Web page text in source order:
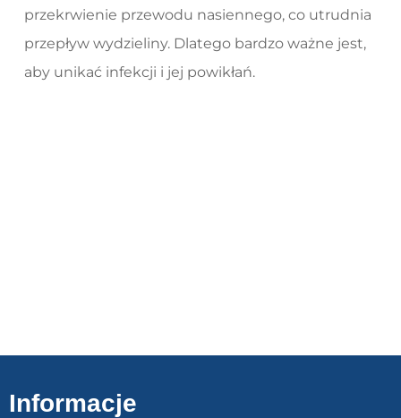
przekrwienie przewodu nasiennego, co utrudnia
przepływ wydzieliny. Dlatego bardzo ważne jest,
aby unikać infekcji i jej powikłań.
Informacje